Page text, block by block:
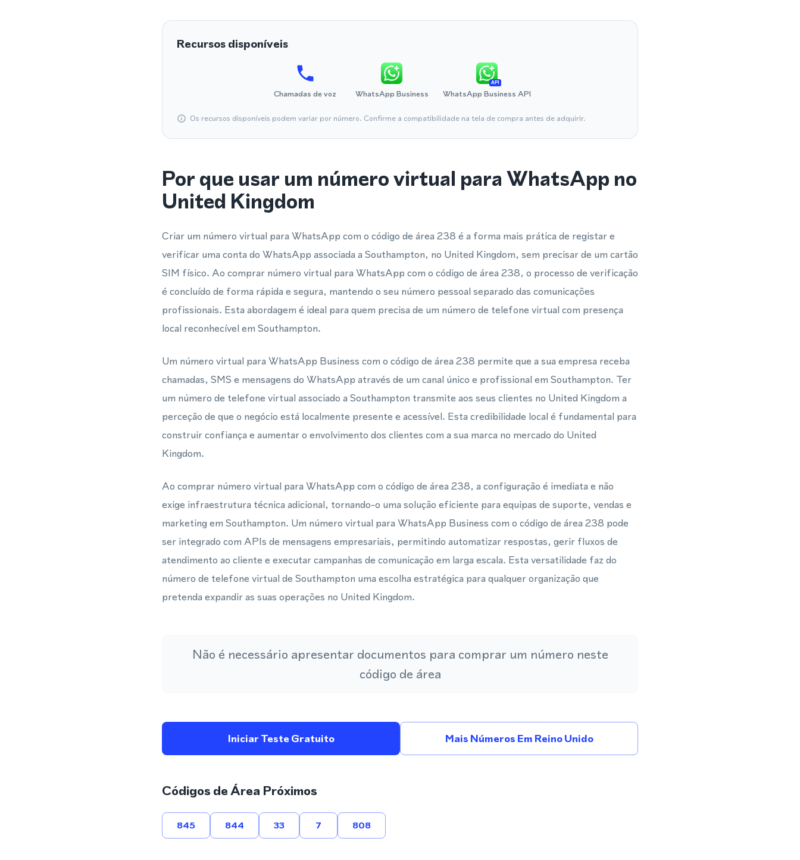
Recursos disponíveis
Chamadas de voz WhatsApp Business
API
WhatsApp Business API
Os recursos disponíveis podem variar por número. Confirme a compatibilidade na tela de compra antes de adquirir.
Por que usar um número virtual para WhatsApp no
United Kingdom
Criar um número virtual para WhatsApp com o código de área 238 é a forma mais prática de registar e
verificar uma conta do WhatsApp associada a Southampton, no United Kingdom, sem precisar de um cartão
SIM físico. Ao comprar número virtual para WhatsApp com o código de área 238, o processo de verificação
é concluído de forma rápida e segura, mantendo o seu número pessoal separado das comunicações
profissionais. Esta abordagem é ideal para quem precisa de um número de telefone virtual com presença
local reconhecível em Southampton.
Um número virtual para WhatsApp Business com o código de área 238 permite que a sua empresa receba
chamadas, SMS e mensagens do WhatsApp através de um canal único e profissional em Southampton. Ter
um número de telefone virtual associado a Southampton transmite aos seus clientes no United Kingdom a
perceção de que o negócio está localmente presente e acessível. Esta credibilidade local é fundamental para
construir confiança e aumentar o envolvimento dos clientes com a sua marca no mercado do United
Kingdom.
Ao comprar número virtual para WhatsApp com o código de área 238, a configuração é imediata e não
exige infraestrutura técnica adicional, tornando-o uma solução eficiente para equipas de suporte, vendas e
marketing em Southampton. Um número virtual para WhatsApp Business com o código de área 238 pode
ser integrado com APIs de mensagens empresariais, permitindo automatizar respostas, gerir fluxos de
atendimento ao cliente e executar campanhas de comunicação em larga escala. Esta versatilidade faz do
número de telefone virtual de Southampton uma escolha estratégica para qualquer organização que
pretenda expandir as suas operações no United Kingdom.
Não é necessário apresentar documentos para comprar um número neste
código de área
Iniciar Teste Gratuito Mais Números Em Reino Unido
Códigos de Área Próximos
845 844 33 7 808